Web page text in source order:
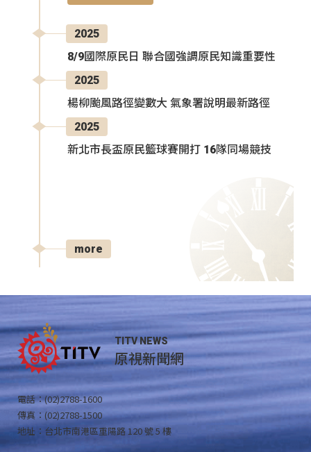
2025
8/9國際原民日 聯合國強調原民知識重要性
2025
楊柳颱風路徑變數大 氣象署說明最新路徑
2025
新北市長盃原民籃球賽開打 16隊同場競技
more
TITV NEWS
原視新聞網
電話：(02)2788-1600
傳真：(02)2788-1500
地址：台北市南港區重陽路 120 號 5 樓